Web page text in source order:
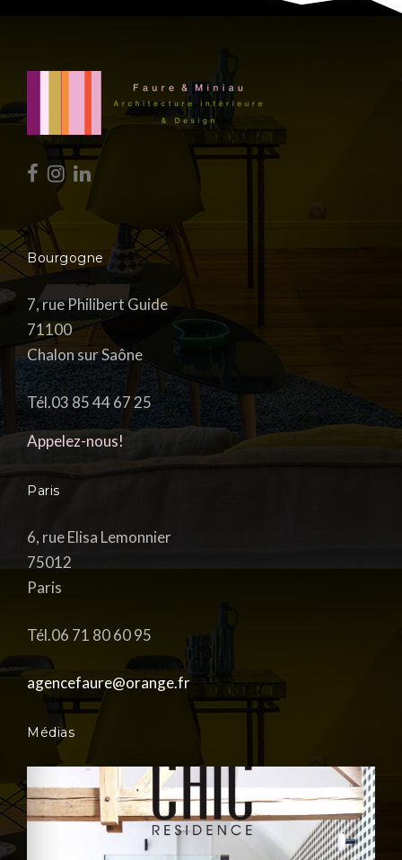
Bourgogne
7, rue Philibert Guide
71100
Chalon sur Saône
Tél.03 85 44 67 25
Appelez-nous!
Paris
6, rue Elisa Lemonnier
75012
Paris
Tél.06 71 80 60 95
agencefaure@orange.fr
Médias